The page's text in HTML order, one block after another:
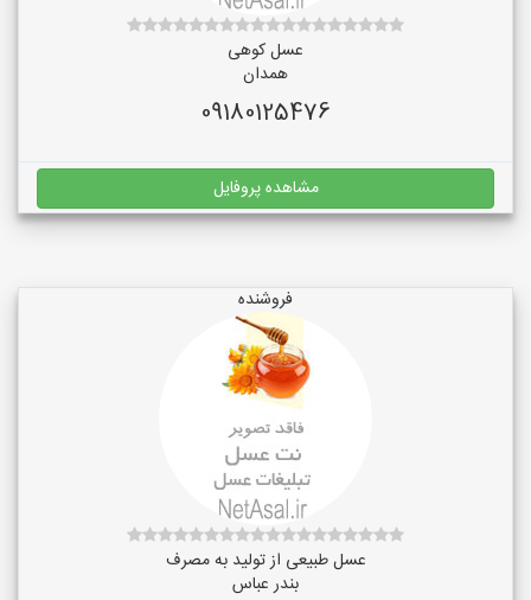
عسل کوهی
همدان
09180125476
مشاهده پروفایل
فروشنده
عسل طبیعی از تولید به مصرف
بندر عباس